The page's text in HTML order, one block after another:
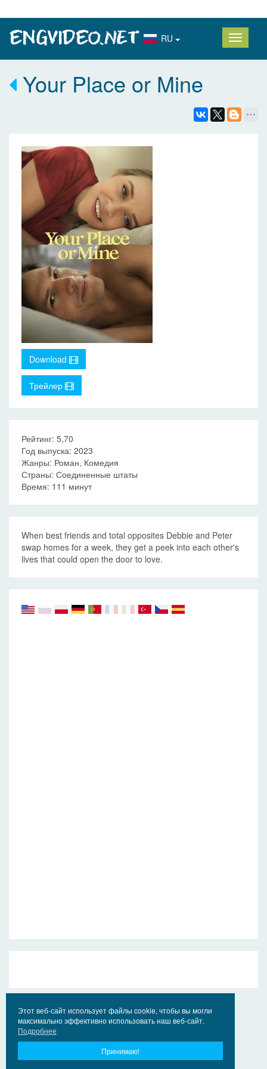
RU
Your Place or Mine
Download
Трейлер
Рейтинг: 5,70
Год выпуска: 2023
Жанры: Роман, Комедия
Страны: Соединенные штаты
Время: 111 минут
When best friends and total opposites Debbie and Peter
swap homes for a week, they get a peek into each other's
lives that could open the door to love.
Этот веб-сайт использует файлы cookie, чтобы вы могли
максимально эффективно использовать наш веб-сайт.
Подробнее
Принимаю!